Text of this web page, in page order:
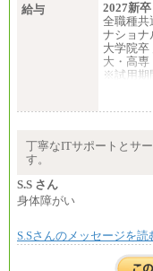
給与
2027新卒
全職種共
ナショナ
大学院卒
大・高専
※試用期
大学院卒
※試用期
中途：
丁寧なITサポートとサ
す。
S.S さん
身体障がい
S.Sさんのメッセージを読